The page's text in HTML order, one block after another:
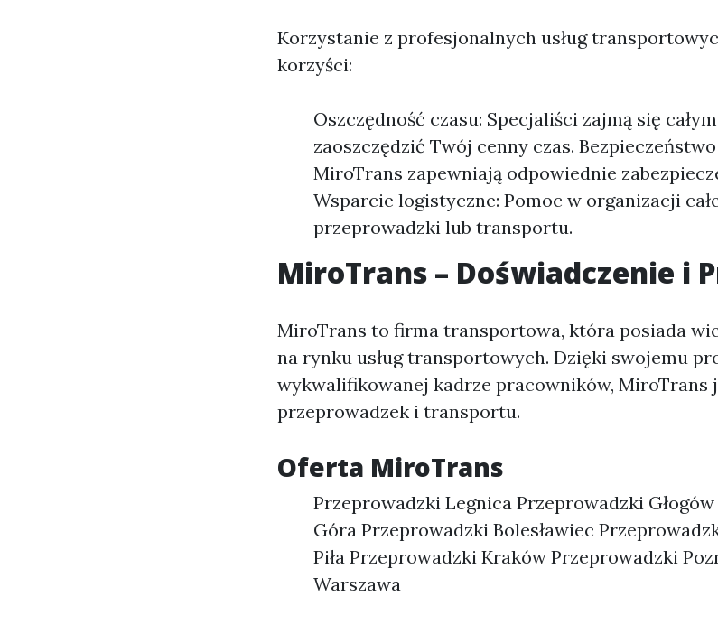
Korzystanie z profesjonalnych usług
korzyści:
Oszczędność czasu: Specjaliści zajmą się
zaoszczędzić Twój cenny czas.
MiroTrans zapewniają odpowiednie
Wsparcie logistyczne: Pomoc w organizacji
przeprowadzki lub transportu.
MiroTrans – Doświadczenie i
MiroTrans to firma transportowa, która posiada
na rynku usług transportowych. Dzięki swojemu
wykwalifikowanej kadrze pracowników, MiroTrans
przeprowadzek i transportu.
Oferta MiroTrans
Przeprowadzki Legnica Przeprowadzki
Góra Przeprowadzki Bolesławiec
Piła Przeprowadzki Kraków Przeprowadzki
Warszawa